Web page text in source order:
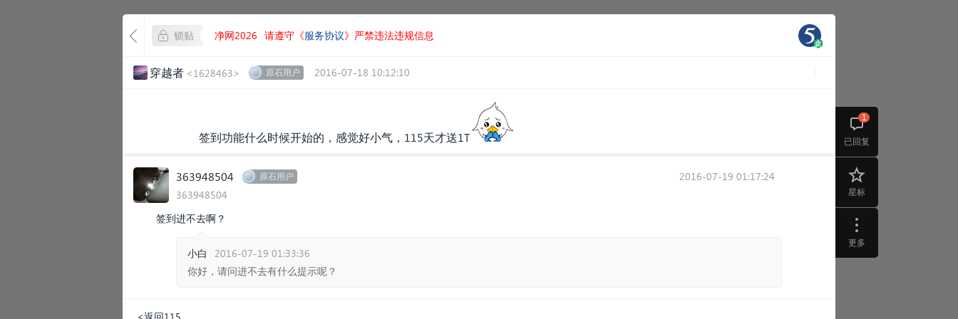
已回复
1
星标
更多
锁贴 净网2026 请遵守《服务协议》严禁违法违规信息
穿越者 <1628463> 原石用户 2016-07-18 10:12:10
签到功能什么时候开始的，感觉好小气，115天才送1T
363948504 原石用户
363948504
2016-07-19 01:17:24
签到进不去啊？
小白
2016-07-19 01:33:36
你好，请问进不去有什么提示呢？